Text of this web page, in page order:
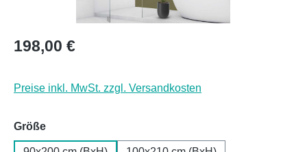
Regulärer Preis:
198,00 €
Preise inkl. MwSt. zzgl. Versandkosten
Größeauswählen